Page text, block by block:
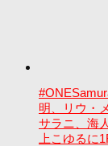
明、リウ・
サラニ、海
上こゆるに